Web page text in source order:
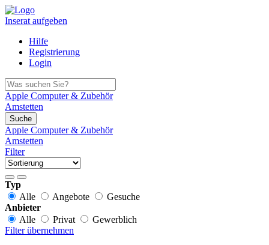
Inserat aufgeben
Hilfe
Registrierung
Login
Apple Computer & Zubehör
Amstetten
Suche
Apple Computer & Zubehör
Amstetten
Filter
Typ
Alle
Angebote
Gesuche
Anbieter
Alle
Privat
Gewerblich
Filter übernehmen